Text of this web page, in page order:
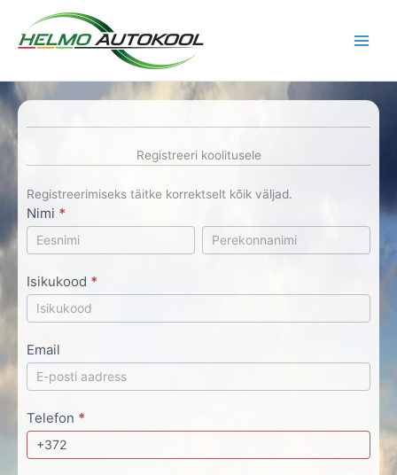
content
Registreeri koolitusele
Registreerimiseks täitke korrektselt kõik väljad.
Registreeri
Nimi *
Nimi Nimi
Isikukood *
Email
Telefon *